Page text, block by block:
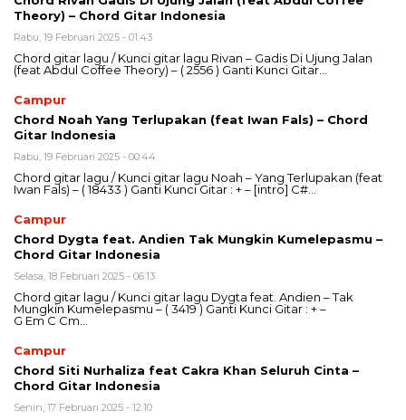
Theory) – Chord Gitar Indonesia
Rabu, 19 Februari 2025 - 01:43
Chord gitar lagu / Kunci gitar lagu Rivan – Gadis Di Ujung Jalan
(feat Abdul Coffee Theory) – ( 2556 ) Ganti Kunci Gitar…
Campur
Chord Noah Yang Terlupakan (feat Iwan Fals) – Chord
Gitar Indonesia
Rabu, 19 Februari 2025 - 00:44
Chord gitar lagu / Kunci gitar lagu Noah – Yang Terlupakan (feat
Iwan Fals) – ( 18433 ) Ganti Kunci Gitar : + – [intro] C#…
Campur
Chord Dygta feat. Andien Tak Mungkin Kumelepasmu –
Chord Gitar Indonesia
Selasa, 18 Februari 2025 - 06:13
Chord gitar lagu / Kunci gitar lagu Dygta feat. Andien – Tak
Mungkin Kumelepasmu – ( 3419 ) Ganti Kunci Gitar : + –
G Em C Cm…
Campur
Chord Siti Nurhaliza feat Cakra Khan Seluruh Cinta –
Chord Gitar Indonesia
Senin, 17 Februari 2025 - 12:10